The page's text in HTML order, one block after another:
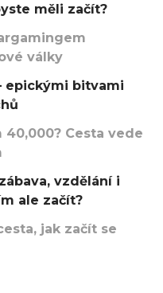
měli začít?
války
epickými bitvami
Cesta vede
vzdělání i
ale začít?
jak začít se